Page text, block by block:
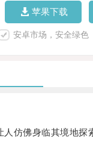
苹果下载
安卓市场，安全绿色
仿佛身临其境地探